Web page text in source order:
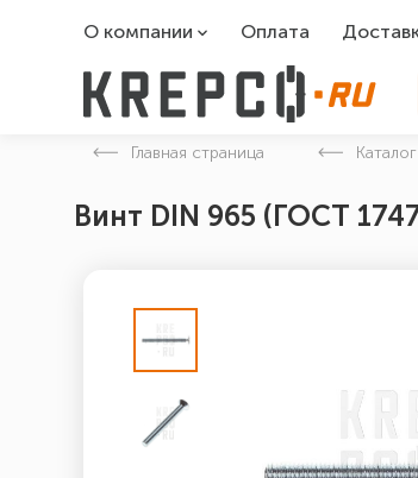
О компании
О компании
Оплата
Главная страница Каталог
Винт DIN 965 (ГОСТ